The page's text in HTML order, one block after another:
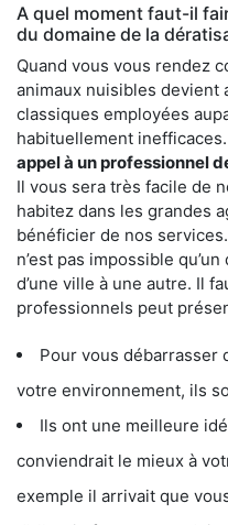
A quel moment faut-il
du domaine de la
Quand vous vous rendez
animaux nuisibles devient
classiques employées
habituellement
appel à un professionnel
Il vous sera très facile de
habitez dans les grandes
bénéficier de nos
n’est pas impossible
d’une ville à une autre. Il
professionnels peut
Pour vous débarrasser
votre environnement, ils
Ils ont une meilleure
conviendrait le mieux à
exemple il arrivait que